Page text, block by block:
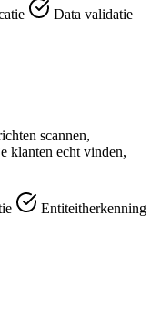
Data validatie
scannen,
klanten echt vinden,
Entiteitherkenning